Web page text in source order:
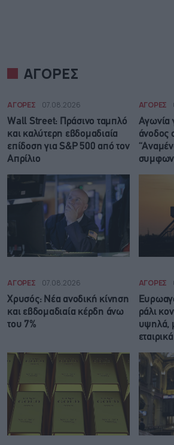
ΑΓΟΡΕΣ
ΑΓΟΡΕΣ 07.08.2026
Wall Street: Πράσινο ταμπλό
και καλύτερη εβδομαδιαία
επίδοση για S&P 500 από τον
Απρίλιο
ΑΓΟΡΕΣ
Αγωνία
άνοδος
ΑΓΟΡΕΣ 07.08.2026
Χρυσός: Νέα ανοδική κίνηση
και εβδομαδιαία κέρδη άνω
του 7%
ΑΓΟΡΕΣ
ράλι
υψηλά,